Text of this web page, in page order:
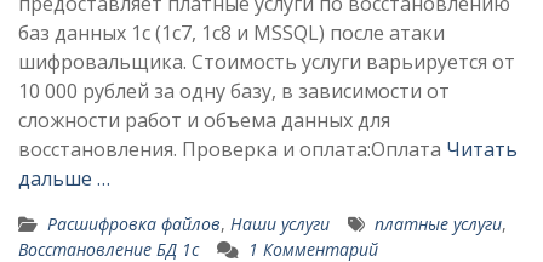
баз данных 1c (1c7, 1c8 и MSSQL) после атаки
шифровальщика. Стоимость услуги варьируется от
10 000 рублей за одну базу, в зависимости от
сложности работ и объема данных для
восстановления. Проверка и оплата:Оплата Читать
дальше …
Расшифровка файлов, Наши услуги платные услуги,
Восстановление БД 1с
1 Комментарий